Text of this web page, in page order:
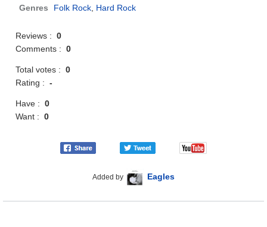
Genres
Folk Rock, Hard Rock
Reviews :0
Comments :0
Total votes :0
Rating :-
Have :0
Want :0
Added by Eagles